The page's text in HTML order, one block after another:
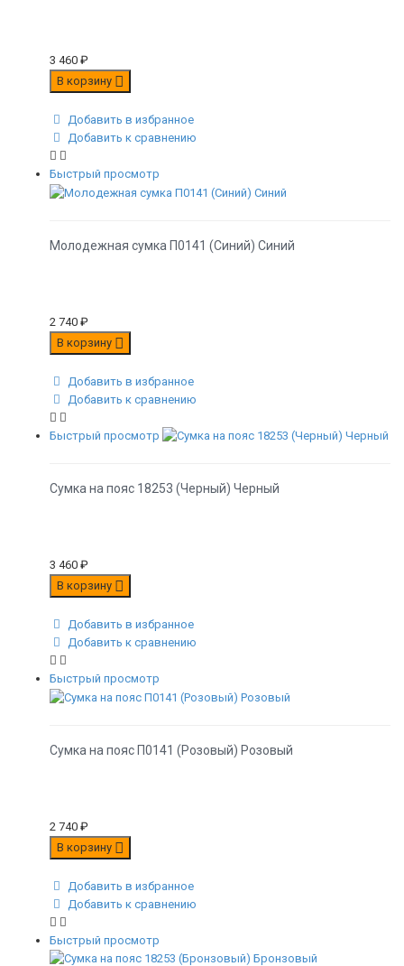
3 460 ₽
В корзину
Добавить в избранное
Добавить к сравнению
Быстрый просмотр
Молодежная сумка П0141 (Синий) Синий
2 740 ₽
В корзину
Добавить в избранное
Добавить к сравнению
Быстрый просмотр
Сумка на пояс 18253 (Черный) Черный
3 460 ₽
В корзину
Добавить в избранное
Добавить к сравнению
Быстрый просмотр
Сумка на пояс П0141 (Розовый) Розовый
2 740 ₽
В корзину
Добавить в избранное
Добавить к сравнению
Быстрый просмотр